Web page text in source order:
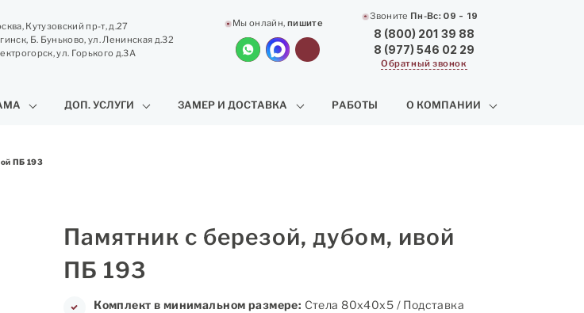
Кутузовский пр-т, д.27
Б. Буньково, ул. Ленинская д.32
ул. Горького д.3А
Мы онлайн, пишите
Звоните Пн-Вс: 09 - 19
8 (800) 201 39 88
8 (977) 546 02 29
Обратный звонок
ДОП. УСЛУГИ ЗАМЕР И ДОСТАВКА РАБОТЫ О КОМПАНИИ
ПБ 193
Памятник с березой, дубом, ивой
ПБ 193
Комплект в минимальном размере: Стела 80х40х5 / Подставка